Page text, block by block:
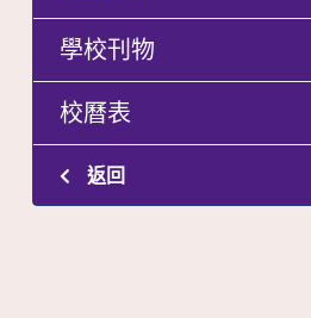
學校刊物
校曆表
返回